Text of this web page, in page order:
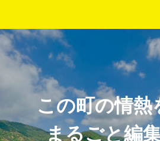
この町の情熱
まるごと編